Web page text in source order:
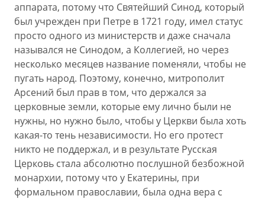
аппарата, потому что Святейший Синод, который
был учрежден при Петре в 1721 году, имел статус
просто одного из министерств и даже сначала
назывался не Синодом, а Коллегией, но через
несколько месяцев название поменяли, чтобы не
пугать народ. Поэтому, конечно, митрополит
Арсений был прав в том, что держался за
церковные земли, которые ему лично были не
нужны, но нужно было, чтобы у Церкви была хоть
какая-то тень независимости. Но его протест
никто не поддержал, и в результате Русская
Церковь стала абсолютно послушной безбожной
монархии, потому что у Екатерины, при
формальном православии, была одна вера с